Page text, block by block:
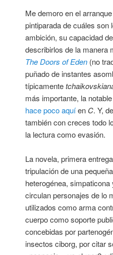
Me demoro en el
pintiparada de cuáles
ambición, su capacidad
describirlos de la manera
The Doors of Eden (no
puñado de instantes
típicamente
más importante, la notable
hace poco aquíen C. Y,
también con creces todo
la lectura como evasión.
La novela, primera
tripulación de una
heterogénea,
circulan personajes de lo
utilizados como arma
cuerpo como soporte
concebidas por
insectos ciborg, por citar